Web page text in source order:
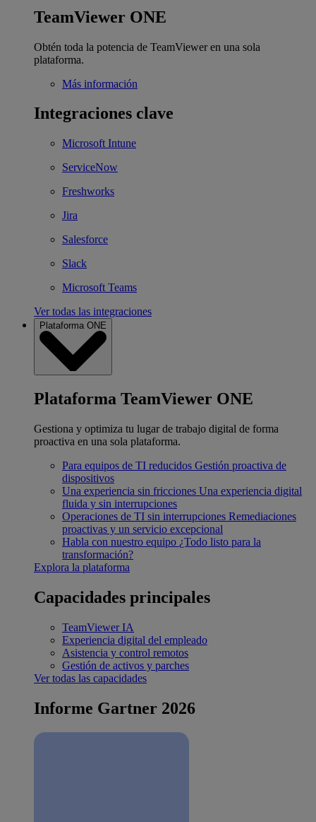
TeamViewer ONE
Obtén toda la potencia de TeamViewer en una sola
plataforma.
Más información
Integraciones clave
Microsoft Intune
ServiceNow
Freshworks
Jira
Salesforce
Slack
Microsoft Teams
Ver todas las integraciones
Plataforma ONE
Plataforma TeamViewer ONE
Gestiona y optimiza tu lugar de trabajo digital de forma
proactiva en una sola plataforma.
Para equipos de TI reducidos Gestión proactiva de
dispositivos
Una experiencia sin fricciones Una experiencia digital
fluida y sin interrupciones
Operaciones de TI sin interrupciones Remediaciones
proactivas y un servicio excepcional
Habla con nuestro equipo ¿Todo listo para la
transformación?
Explora la plataforma
Capacidades principales
TeamViewer IA
Experiencia digital del empleado
Asistencia y control remotos
Gestión de activos y parches
Ver todas las capacidades
Informe Gartner 2026